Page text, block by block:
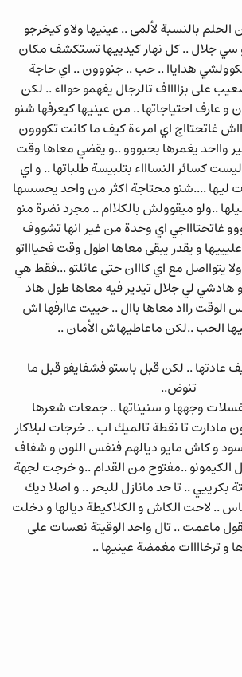
بالنسبة لألمى .. عينيها ولاو كيخرجو
سي جلال .. كل نهار كيدييها تستكشف مكان
هداياا .. حب .. جنووون .. اي حاجة
على بزااااف تالرجال يفهمو حوااء .. لكن
و عارف احتياجاتها .. من عينيها كيعرفها شنو
غاتحتااج اي امرءة كيف ما كانت تكووون
وااحد يغمرها بحبووو ..و يقضي معاها وقت
كسائر النساااء بتلبيسة طلباتها .. و اي
ليها ....شنو محتاجة اكثر من واحد يحسسها
..ولو ميقوولش بالكلاام .. مجرد نضرة منو
غاتحتاااجي اي وحدة من غير انها تشووف
و يقدر يبقى معاها اطول وقت فحياااتو
ولا يتوااصل مع اي كااان حتى عائلتو ...فقط هي
لي جلال تيدير فيه معاها طول هاد
الوقت رااد معاها باال .. حييت عاارفها اش
الحب ..لكن ماعاطيهاش الأمان ..
.. لكن قبل باستو فشفايفو قبل ما
تنوض..
وجهها و سنيناتها .. جمعات شعرها
مادارت تا نقطة تالميك اب .. خرجات لبلاكار
و كاش مايو ديالهم فنفس اللون و شفاف
الكيمونو ..مفتوح من القدام ..و خرجت لجهة
بكرييي .. تا حد مانازل للبحر .. و اصلا ديك
.. لاحت الكاش و الكلاكيطة ديالها و دخلت
ماعمت .. تال واحد الوقيتة نعسات على
و ترخاااات مغمضة عينيها ..